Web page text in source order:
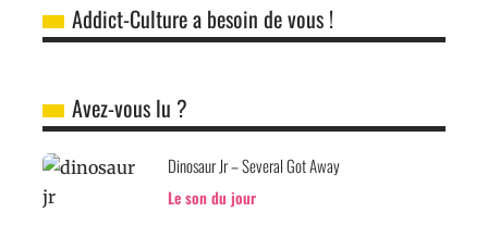
Addict-Culture a besoin de vous !
Avez-vous lu ?
Dinosaur Jr – Several Got Away
Le son du jour